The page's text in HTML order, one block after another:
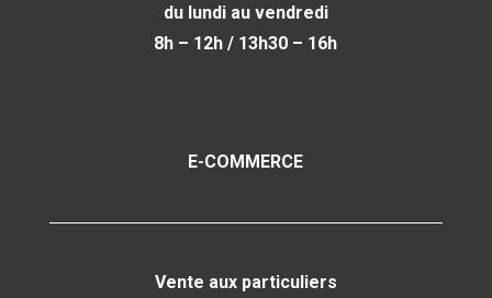
du lundi au vendredi
8h – 12h / 13h30 – 16h
E-COMMERCE
Vente aux particuliers